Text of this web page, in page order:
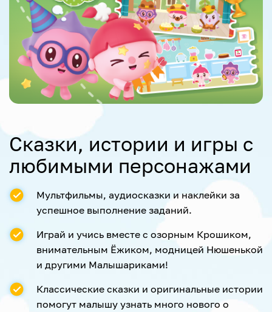
Сказки, истории и игры с
любимыми персонажами
Мультфильмы, аудиосказки и наклейки за
успешное выполнение заданий.
Играй и учись вместе с озорным Крошиком,
внимательным Ёжиком, модницей Нюшенькой
и другими Малышариками!
Классические сказки и оригинальные истории
помогут малышу узнать много нового о